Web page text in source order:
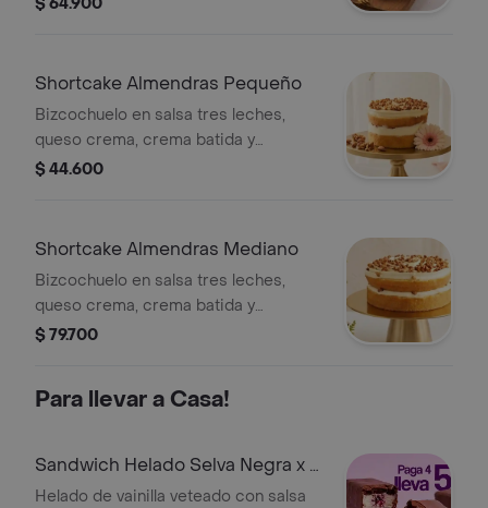
Shortcake Almendras Pequeño
Bizcochuelo en salsa tres leches,
queso crema, crema batida y
almendras caramelizadas. 6-8
$ 44.600
Shortcake Almendras Mediano
Bizcochuelo en salsa tres leches,
queso crema, crema batida y
almendras caramelizadas. 12
$ 79.700
Para llevar a Casa!
Sandwich Helado Selva Negra x 5
Und
Helado de vainilla veteado con salsa